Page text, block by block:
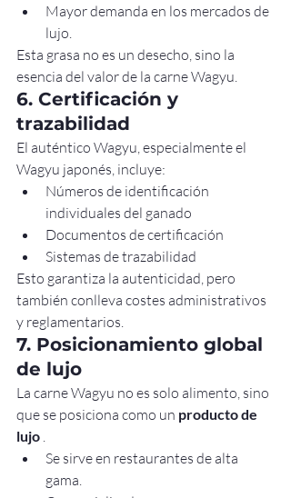
Mayor demanda en los mercados de
lujo.
Esta grasa no es un desecho, sino la
esencia del valor de la carne Wagyu.
6. Certificación y
trazabilidad
El auténtico Wagyu, especialmente el
Wagyu japonés, incluye:
Números de identificación
individuales del ganado
Documentos de certificación
Sistemas de trazabilidad
Esto garantiza la autenticidad, pero
también conlleva costes administrativos
y reglamentarios.
7. Posicionamiento global
de lujo
La carne Wagyu no es solo alimento, sino
que se posiciona como un producto de
lujo .
Se sirve en restaurantes de alta
gama.